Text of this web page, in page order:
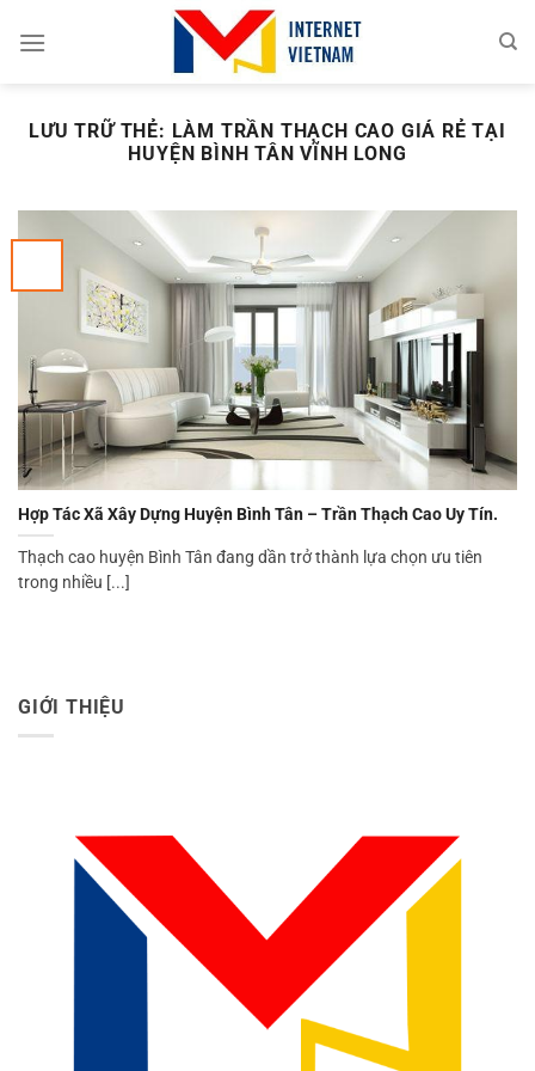
đến
LƯU TRỮ THẺ: LÀM TRẦN THẠCH CAO GIÁ RẺ TẠI
HUYỆN BÌNH TÂN VĨNH LONG
Hợp Tác Xã Xây Dựng Huyện Bình Tân – Trần Thạch Cao Uy Tín.
Thạch cao huyện Bình Tân đang dần trở thành lựa chọn ưu tiên
trong nhiều [...]
GIỚI THIỆU